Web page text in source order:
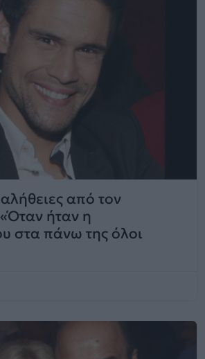
από τον
ήταν η
στα πάνω της όλοι